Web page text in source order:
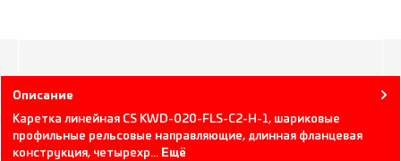
Описание
Каретка линейная CS KWD-020-FLS-C2-H-1, шариковые
профильные рельсовые направляющие, длинная фланцевая
конструкция, четырехр… Ещё